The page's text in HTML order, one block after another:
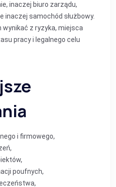
inaczej biuro zarządu,
inaczej samochód służbowy.
wynikać z ryzyka, miejsca
pracy i legalnego celu
i firmowego,
poufnych,